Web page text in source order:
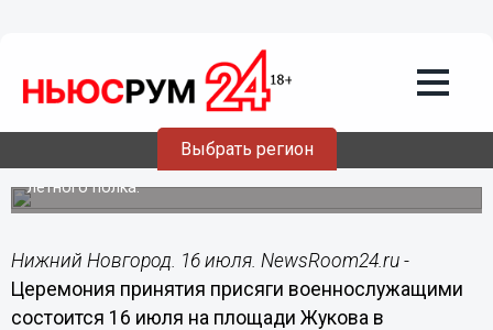
Выбрать регион
Церемония принятия присяги
военнослужащими пройдет 16 июля на
площади Жукова в Приокском районе
Торжественную клятву на верность Отечеству дадут
новобранцы войсковой части №3797 отдельного
летного полка.
Нижний Новгород. 16 июля. NewsRoom24.ru -
Церемония принятия присяги военнослужащими
состоится 16 июля на площади Жукова в